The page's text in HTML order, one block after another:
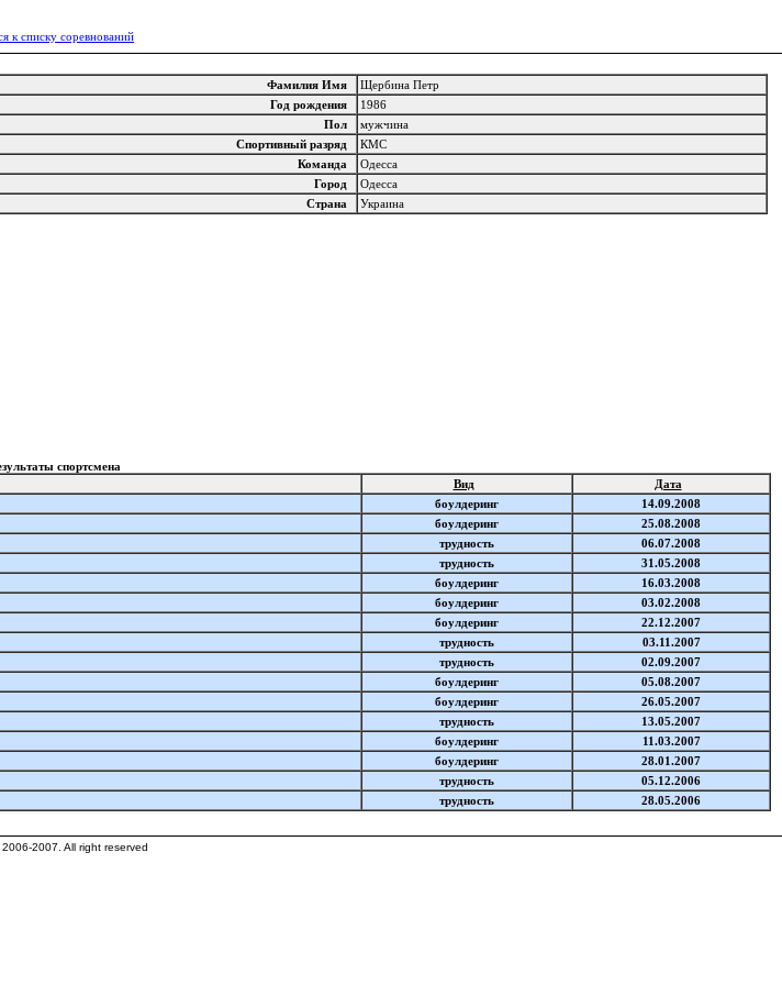
к списку соревнований
Фамилия Имя
Щербина Петр
Год рождения
1986
Пол
мужчина
Спортивный разряд
КМС
Команда
Одесса
Город
Одесса
Страна
Украина
спортсмена
Вид
Дата
боулдеринг
14.09.2008
боулдеринг
25.08.2008
трудность
06.07.2008
трудность
31.05.2008
боулдеринг
16.03.2008
боулдеринг
03.02.2008
боулдеринг
22.12.2007
трудность
03.11.2007
трудность
02.09.2007
боулдеринг
05.08.2007
боулдеринг
26.05.2007
трудность
13.05.2007
боулдеринг
11.03.2007
боулдеринг
28.01.2007
трудность
05.12.2006
трудность 28.05.2006
2007. All right reserved